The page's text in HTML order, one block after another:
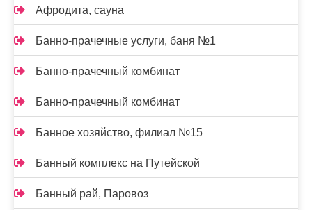
Афродита, сауна
Банно-прачечные услуги, баня №1
Банно-прачечный комбинат
Банно-прачечный комбинат
Банное хозяйство, филиал №15
Банный комплекс на Путейской
Банный рай, Паровоз